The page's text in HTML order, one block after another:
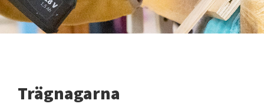
Trägnagarna